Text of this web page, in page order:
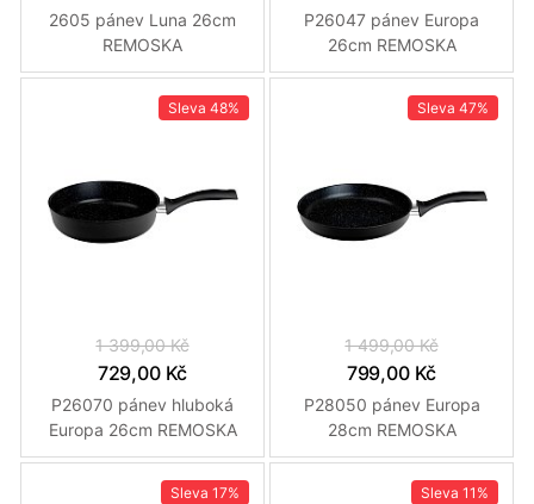
2605 pánev Luna 26cm
REMOSKA
P26047 pánev Europa
26cm REMOSKA
Sleva 48%
1 399,00 Kč
729,00 Kč
P26070 pánev hluboká
Europa 26cm REMOSKA
Sleva 47%
1 499,00 Kč
799,00 Kč
P28050 pánev Europa
28cm REMOSKA
Sleva 17% Sleva 11%